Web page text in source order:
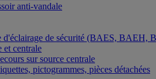
anti-vandale
d'éclairage de sécurité (BAES,
et centrale
sur source centrale
pictogrammes, pièces détachées